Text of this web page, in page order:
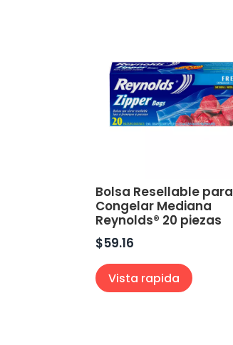
Bolsa Resellable para
Congelar Mediana
Reynolds® 20 piezas
$59.16
Vista rapida